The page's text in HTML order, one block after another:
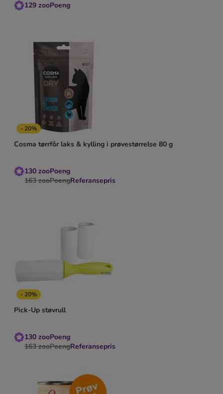
129 zooPoeng
- 20%
Cosma tørrfôr laks & kylling i prøvestørrelse 80 g
130 zooPoeng
163 zooPoengReferansepris
- 20%
Pick-Up støvrull
130 zooPoeng
163 zooPoengReferansepris